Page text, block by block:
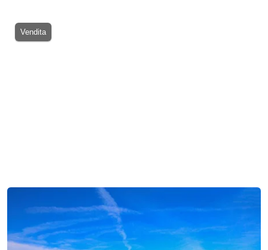
Vendita